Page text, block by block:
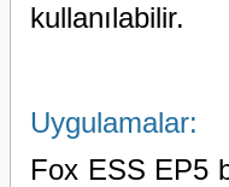
kullanılabilir.
Uygulamalar:
Fox ESS EP5